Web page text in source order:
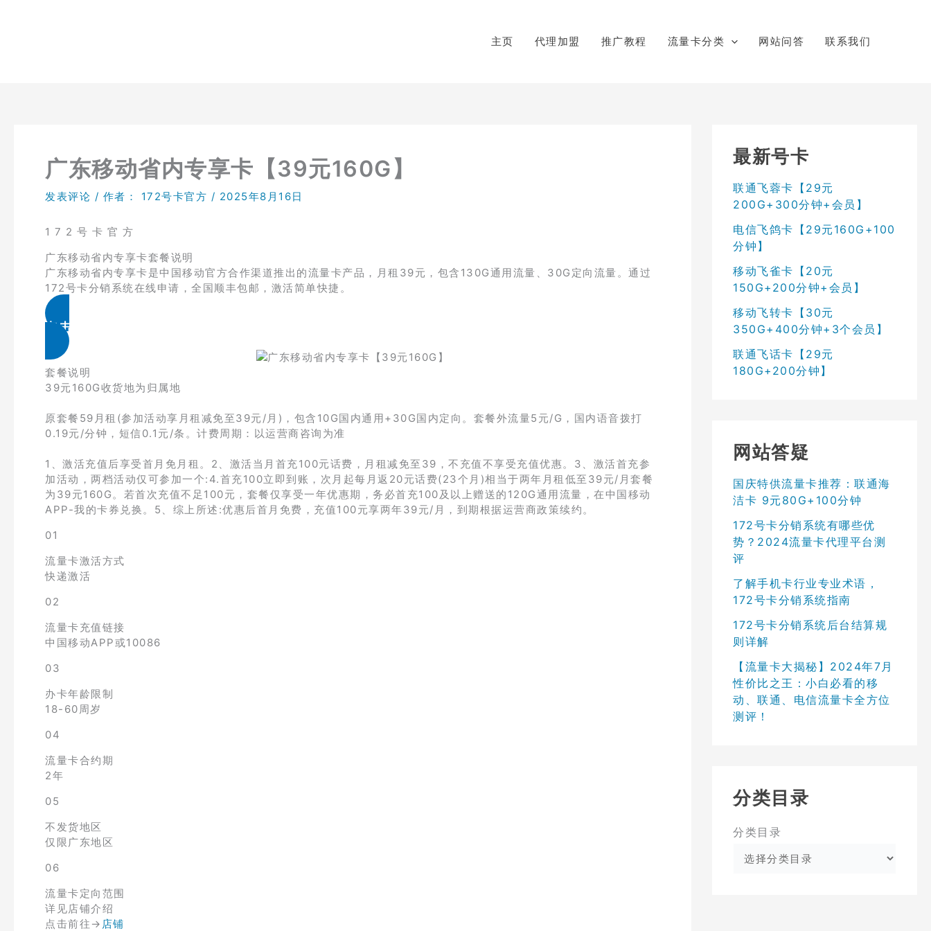
主页 代理加盟 推广教程 流量卡分类 网站问答 联系我们
广东移动省内专享卡【39元160G】
发表评论 / 作者： 172号卡官方 / 2025年8月16日
1 7 2 号 卡 官 方
广东移动省内专享卡套餐说明
广东移动省内专享卡是中国移动官方合作渠道推出的流量卡产品，月租39元，包含130G通用流量、30G定向流量。通过
172号卡分销系统在线申请，全国顺丰包邮，激活简单快捷。
点击免费领取
套餐说明
39元160G收货地为归属地
原套餐59月租(参加活动享月租减免至39元/月)，包含10G国内通用+30G国内定向。套餐外流量5元/G，国内语音拨打
0.19元/分钟，短信0.1元/条。计费周期：以运营商咨询为准
1、激活充值后享受首月免月租。2、激活当月首充100元话费，月租减免至39，不充值不享受充值优惠。3、激活首充参
加活动，两档活动仅可参加一个:4.首充100立即到账，次月起每月返20元话费(23个月)相当于两年月租低至39元/月套餐
为39元160G。若首次充值不足100元，套餐仅享受一年优惠期，务必首充100及以上赠送的120G通用流量，在中国移动
APP-我的卡券兑换。5、综上所述:优惠后首月免费，充值100元享两年39元/月，到期根据运营商政策续约。
01
流量卡激活方式
快递激活
02
流量卡充值链接
中国移动APP或10086
03
办卡年龄限制
18-60周岁
04
流量卡合约期
2年
05
不发货地区
仅限广东地区
06
流量卡定向范围
详见店铺介绍
点击前往→ 店铺
最新号卡
联通飞蓉卡【29元
200G+300分钟+会员】
电信飞鸽卡【29元160G+100
分钟】
移动飞雀卡【20元
150G+200分钟+会员】
移动飞转卡【30元
350G+400分钟+3个会员】
联通飞话卡【29元
180G+200分钟】
网站答疑
国庆特供流量卡推荐：联通海
洁卡 9元80G+100分钟
172号卡分销系统有哪些优
势？2024流量卡代理平台测
评
了解手机卡行业专业术语，
172号卡分销系统指南
172号卡分销系统后台结算规
则详解
【流量卡大揭秘】2024年7月
性价比之王：小白必看的移
动、联通、电信流量卡全方位
测评！
分类目录
分类目录